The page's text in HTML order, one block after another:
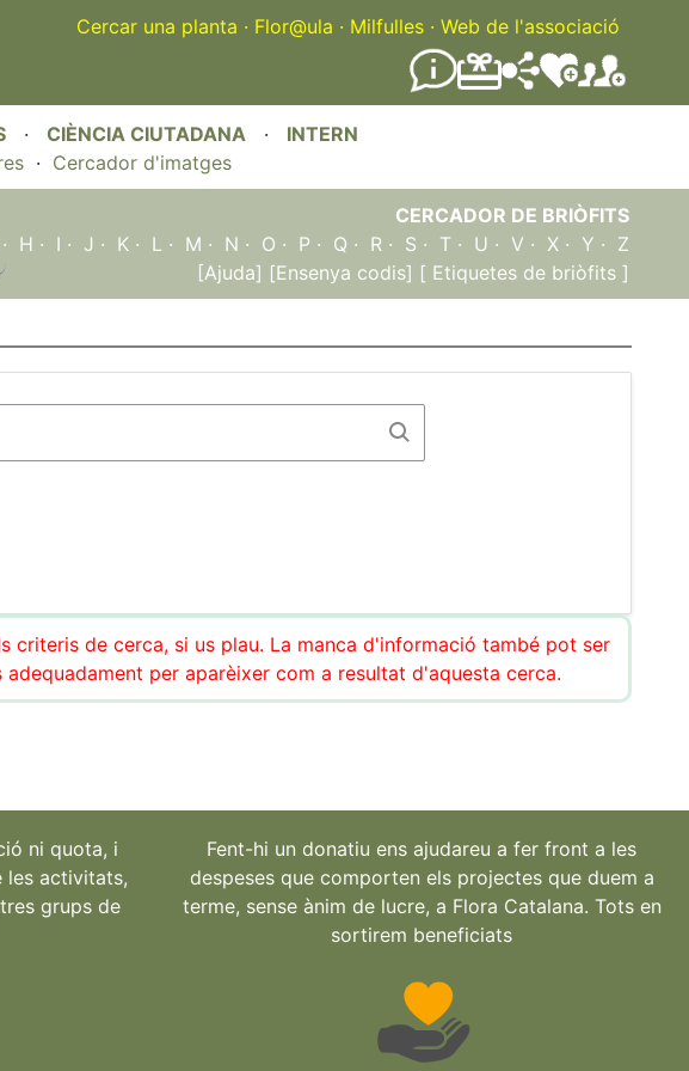
Cercar una planta · Flor@ula · Milfulles · Web de l'associació
· CIÈNCIA CIUTADANA · INTERN
· Cercador d'imatges
CERCADOR DE BRIÒFITS
· H · I · J · K · L · M · N · O · P · Q · R · S · T · U · V · X · Y · Z
[Ajuda] [Ensenya codis] [ Etiquetes de briòfits ]
de cerca, si us plau. La manca d'informació també pot ser
per aparèixer com a resultat d'aquesta cerca.
ni quota, i
les activitats,
grups de
Fent-hi un donatiu ens ajudareu a fer front a les
despeses que comporten els projectes que duem a
terme, sense ànim de lucre, a Flora Catalana. Tots en
sortirem beneficiats